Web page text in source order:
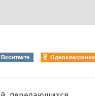
Вконтакте Одноклассники